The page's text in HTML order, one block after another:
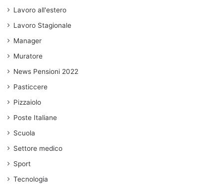
Lavoro all'estero
Lavoro Stagionale
Manager
Muratore
News Pensioni 2022
Pasticcere
Pizzaiolo
Poste Italiane
Scuola
Settore medico
Sport
Tecnologia